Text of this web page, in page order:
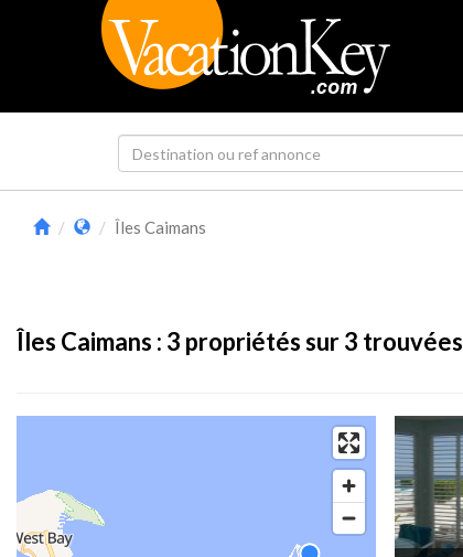
Îles Caimans
Îles Caimans : 3 propriétés sur 3 trouvées